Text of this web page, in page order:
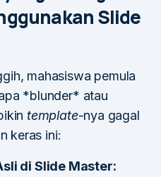
Slide
mahasiswa pemula
*blunder* atau
template-nya gagal
keras ini:
di Slide Master: